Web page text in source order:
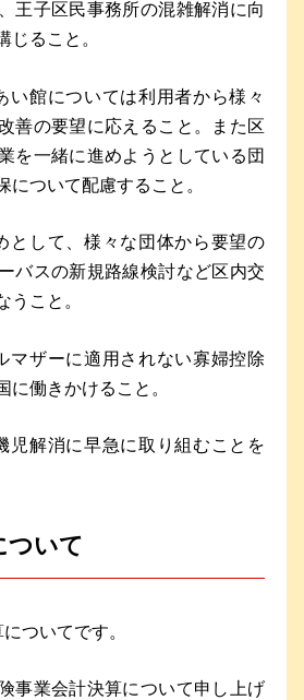
王子区民事務所の混雑解消に向
じること。
い館については利用者から様々
善の要望に応えること。また区
を一緒に進めようとしている団
について配慮すること。
として、様々な団体から要望の
バスの新規路線検討など区内交
うこと。
マザーに適用されない寡婦控除
に働きかけること。
児解消に早急に取り組むことを
ついて
ついてです。
事業会計決算について申し上げ